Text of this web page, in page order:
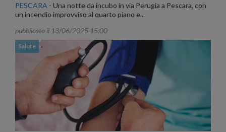
PESCARA - Una notte da incubo in via Perugia a Pescara, con
un incendio improvviso al quarto piano e...
pubblicato il 13/06/2025 15:00
Salute